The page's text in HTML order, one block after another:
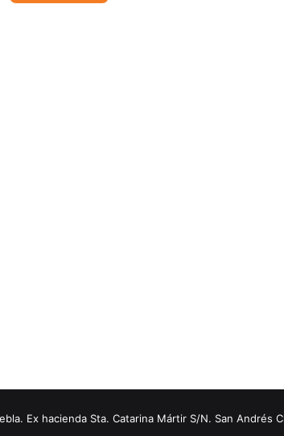
Ex hacienda Sta. Catarina Mártir S/N. San Andrés